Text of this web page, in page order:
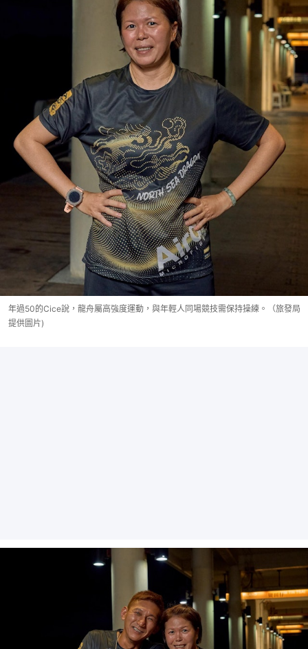
年過50的Cice說，龍舟屬高強度運動，與年輕人同場競技需保持操練。（旅發局
提供圖片)